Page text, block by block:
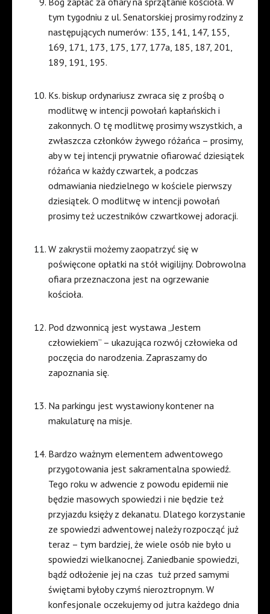
tym tygodniu z ul. Senatorskiej prosimy rodziny z
następujących numerów: 135, 141, 147, 155,
169, 171, 173, 175, 177, 177a, 185, 187, 201,
189, 191, 195.
Ks. biskup ordynariusz zwraca się z prośbą o
modlitwę w intencji powołań kapłańskich i
zakonnych. O tę modlitwę prosimy wszystkich, a
zwłaszcza członków żywego różańca – prosimy,
aby w tej intencji prywatnie ofiarować dziesiątek
różańca w każdy czwartek, a podczas
odmawiania niedzielnego w kościele pierwszy
dziesiątek. O modlitwę w intencji powołań
prosimy też uczestników czwartkowej adoracji.
W zakrystii możemy zaopatrzyć się w
poświęcone opłatki na stół wigilijny. Dobrowolna
ofiara przeznaczona jest na ogrzewanie
kościoła.
Pod dzwonnicą jest wystawa „Jestem
człowiekiem” – ukazująca rozwój człowieka od
poczęcia do narodzenia. Zapraszamy do
zapoznania się.
Na parkingu jest wystawiony kontener na
makulaturę na misje.
Bardzo ważnym elementem adwentowego
przygotowania jest sakramentalna spowiedź.
Tego roku w adwencie z powodu epidemii nie
będzie masowych spowiedzi i nie będzie też
przyjazdu księży z dekanatu. Dlatego korzystanie
ze spowiedzi adwentowej należy rozpocząć już
teraz – tym bardziej, że wiele osób nie było u
spowiedzi wielkanocnej. Zaniedbanie spowiedzi,
bądź odłożenie jej na czas tuż przed samymi
świętami byłoby czymś nieroztropnym. W
konfesjonale oczekujemy od jutra każdego dnia